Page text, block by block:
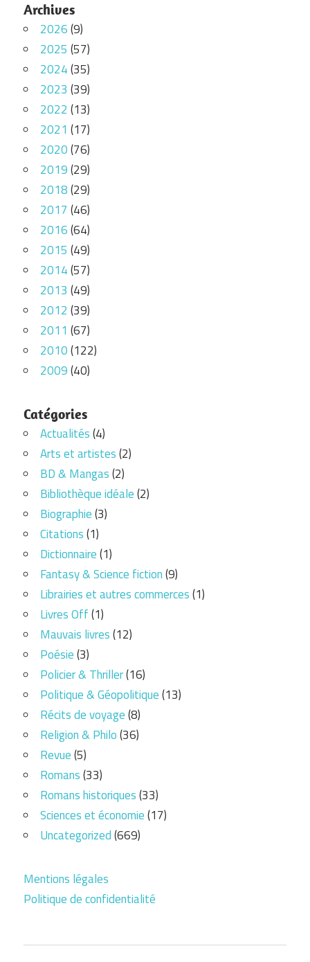
Archives
2026(9)
2025 (57)
2024(35)
2023 (39)
2022 (13)
2021 (17)
2020(76)
2019(29)
2018(29)
2017 (46)
2016(64)
2015 (49)
2014(57)
2013 (49)
2012 (39)
2011 (67)
2010(122)
2009(40)
Catégories
Actualités(4)
Arts et artistes(2)
BD & Mangas(2)
Bibliothèque idéale(2)
Biographie(3)
Citations(1)
Dictionnaire(1)
Fantasy & Science fiction(9)
Librairies et autres commerces(1)
Livres Off(1)
Mauvais livres(12)
Poésie(3)
Policier & Thriller(16)
Politique & Géopolitique(13)
Récits de voyage(8)
Religion & Philo(36)
Revue(5)
Romans(33)
Romans historiques(33)
Sciences et économie(17)
Uncategorized(669)
Mentions légales
Politique de confidentialité